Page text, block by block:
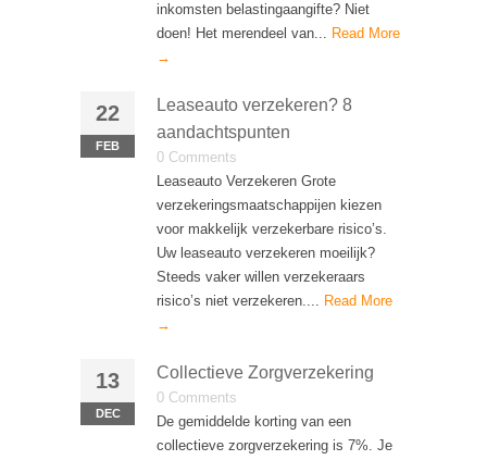
inkomsten belastingaangifte? Niet
doen! Het merendeel van... Read More
→
22
FEB
Leaseauto verzekeren? 8
aandachtspunten
0 Comments
Leaseauto Verzekeren Grote
verzekeringsmaatschappijen kiezen
voor makkelijk verzekerbare risico’s.
Uw leaseauto verzekeren moeilijk?
Steeds vaker willen verzekeraars
risico’s niet verzekeren.... Read More
→
13
DEC
Collectieve Zorgverzekering
0 Comments
De gemiddelde korting van een
collectieve zorgverzekering is 7%. Je